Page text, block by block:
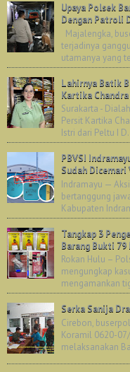
Upaya Polsek
Dengan Patroli
Majalengka,
terjadinya
utamanya yang
Lahirnya Batik
Kartika
Surakarta -
Persit Kartika
Istri dari Peltu I
PBVSI
Sudah Dicemari
Indramayu —
bertanggung
Kabupaten
Tangkap 3
Barang Bukti 79
Rokan Hulu –
mengungkap
mengamankan
Serka Sanija
Cirebon,
Koramil 0620-
melaksanakan